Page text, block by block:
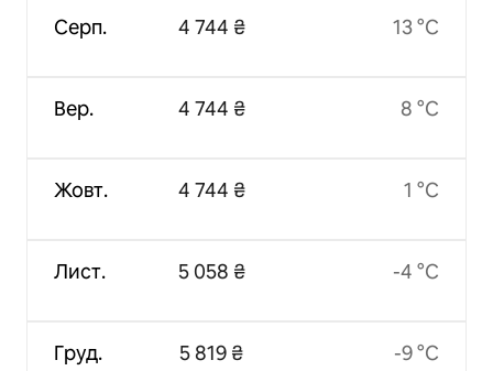
Серп.
Вер.
Жовт.
Лист.
Груд.
4 744 ₴
4 744 ₴
4 744 ₴
5 058 ₴
5 819 ₴
13 °C
8 °C
1 °C
-4 °C
-9 °C